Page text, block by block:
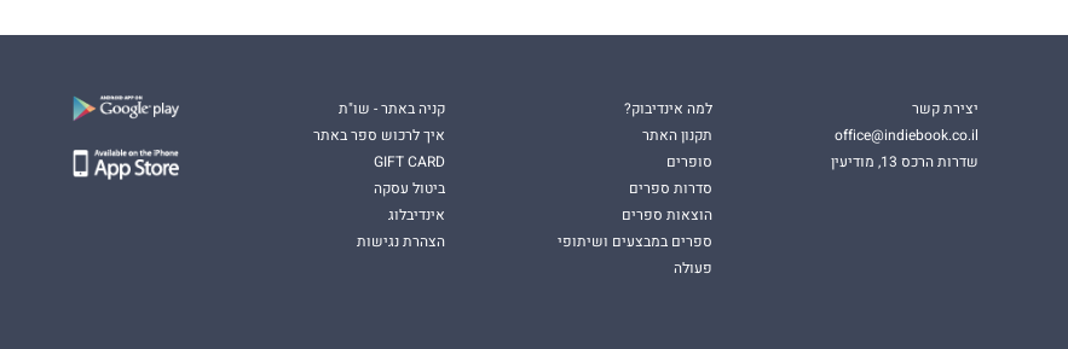
יצירת קשר
office@indiebook.co.il
שדרות הרכס 13, מודיעין
למה אינדיבוק?
תקנון האתר
סופרים
סדרות ספרים
הוצאות ספרים
ספרים במבצעים ושיתופי
פעולה
קניה באתר - שו"ת
איך לרכוש ספר באתר
GIFT CARD
ביטול עסקה
אינדיבלוג
הצהרת נגישות